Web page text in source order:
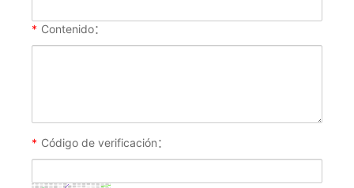
* Contenido：
* Código de verificación：